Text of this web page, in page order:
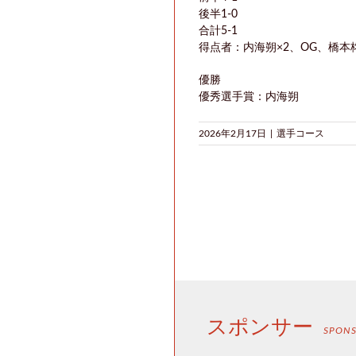
後半1-0
合計5-1
得点者：内海朔×2、OG、橋本
優勝
優秀選手賞：内海朔
2026年2月17日 選手コース
スポンサー